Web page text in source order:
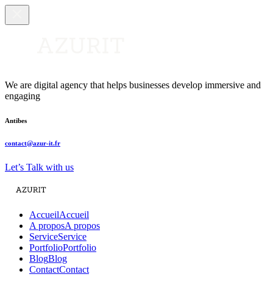
We are digital agency that helps businesses develop immersive and
engaging
Antibes
contact@azur-it.fr
Let’s Talk with us
AccueilAccueil
A proposA propos
ServiceService
PortfolioPortfolio
BlogBlog
ContactContact